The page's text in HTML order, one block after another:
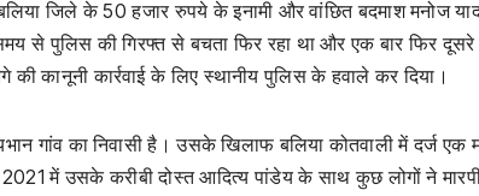
जिले के 50 हजार रुपये के इनामी और वांछित बदमाश मनोज
से पुलिस की गिरफ्त से बचता फिर रहा था और एक बार फिर
कानूनी कार्रवाई के लिए स्थानीय पुलिस के हवाले कर दिया।
गांव का निवासी है। उसके खिलाफ बलिया कोतवाली में दर्ज एक
में उसके करीबी दोस्त आदित्य पांडेय के साथ कुछ लोगों ने